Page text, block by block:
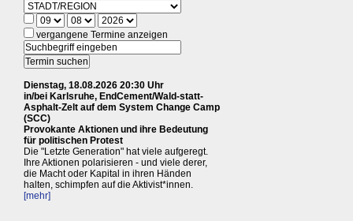
vergangene Termine anzeigen
Dienstag, 18.08.2026 20:30 Uhr
in/bei Karlsruhe, EndCement/Wald-statt-
Asphalt-Zelt auf dem System Change Camp
(SCC)
Provokante Aktionen und ihre Bedeutung
für politischen Protest
Die "Letzte Generation" hat viele aufgeregt.
Ihre Aktionen polarisieren - und viele derer,
die Macht oder Kapital in ihren Händen
halten, schimpfen auf die Aktivist*innen.
[mehr]